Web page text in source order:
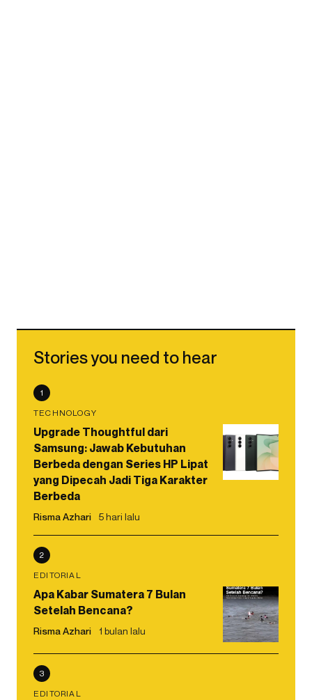
Stories you need to hear
1
TECHNOLOGY
Upgrade Thoughtful dari
Samsung: Jawab Kebutuhan
Berbeda dengan Series HP Lipat
yang Dipecah Jadi Tiga Karakter
Berbeda
Risma Azhari 5 hari lalu
2
EDITORIAL
Apa Kabar Sumatera 7 Bulan
Setelah Bencana?
Risma Azhari 1 bulan lalu
3
EDITORIAL